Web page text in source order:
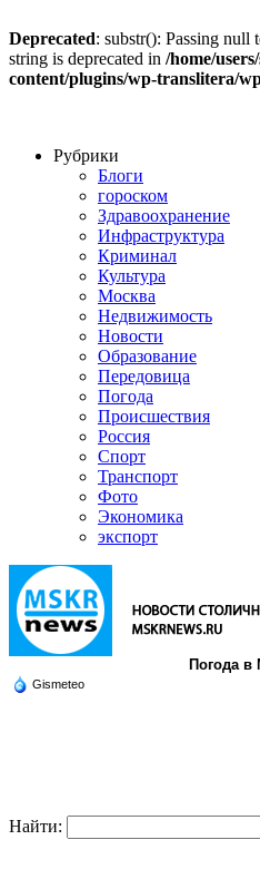
Deprecated: substr(): Passing null
string is deprecated in /home/
content/plugins/wp-translitera/
Рубрики
Блоги
гороском
Здравоохранение
Инфраструктура
Криминал
Культура
Москва
Недвижимость
Новости
Образование
Передовица
Погода
Происшествия
Россия
Спорт
Транспорт
Фото
Экономика
экспорт
Погода в
Gismeteo
Найти: